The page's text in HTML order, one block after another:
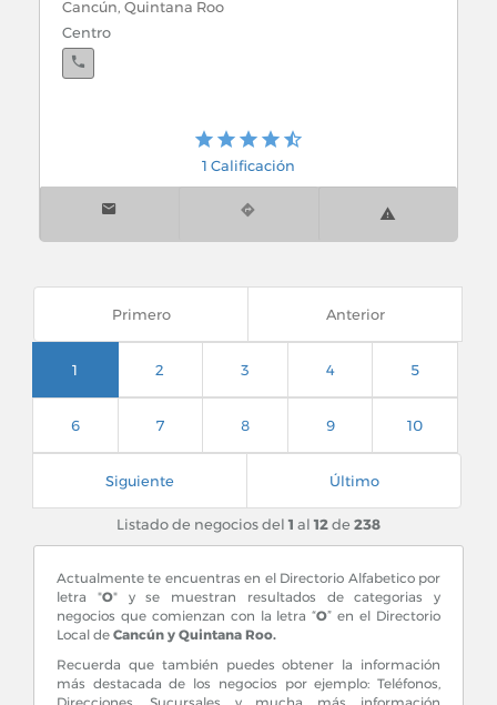
Cancún, Quintana Roo
Centro
1 Calificación
Primero Anterior
1 2 3 4 5
6 7 8 9 10
Siguiente Último
Listado de negocios del1 al12de 238
Actualmente te encuentras en el Directorio Alfabetico por
letra "O" y se muestran resultados de categorias y
negocios que comienzan con la letra “O” en el Directorio
Local de Cancún y Quintana Roo.
Recuerda que también puedes obtener la información
más destacada de los negocios por ejemplo: Teléfonos,